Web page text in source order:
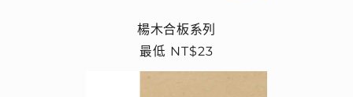
楊木合板系列
定
最低 NT$23